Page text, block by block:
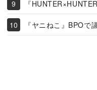
『
『ヤニねこ』BPOで